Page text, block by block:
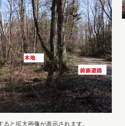
と拡大画像が表示されます。